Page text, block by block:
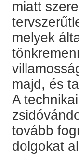
miatt
melyek
majd, és
A
tovább
dolgokat